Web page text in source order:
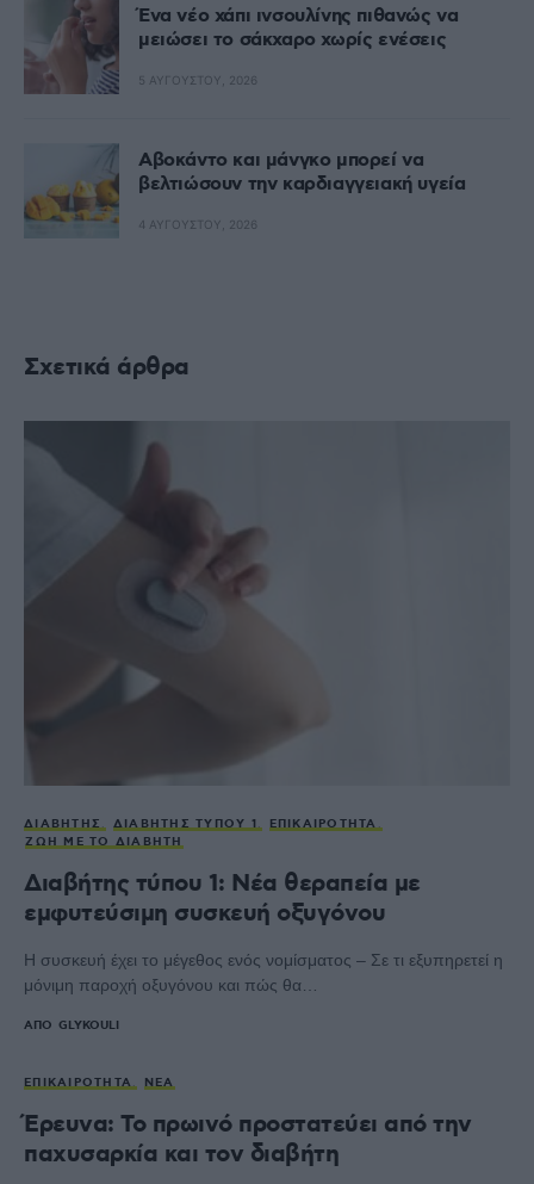
Ένα νέο χάπι ινσουλίνης πιθανώς να
μειώσει το σάκχαρο χωρίς ενέσεις
5 ΑΥΓΟΎΣΤΟΥ, 2026
Αβοκάντο και μάνγκο μπορεί να
βελτιώσουν την καρδιαγγειακή υγεία
4 ΑΥΓΟΎΣΤΟΥ, 2026
Σχετικά άρθρα
ΔΙΑΒΉΤΗΣ ΔΙΑΒΉΤΗΣ ΤΎΠΟΥ 1
ΕΠΙΚΑΙΡΌΤΗΤΑ
ΖΩΉ ΜΕ ΤΟ ΔΙΑΒΉΤΗ
Διαβήτης τύπου 1: Νέα θεραπεία με
εμφυτεύσιμη συσκευή οξυγόνου
Η συσκευή έχει το μέγεθος ενός νομίσματος – Σε τι εξυπηρετεί η
μόνιμη παροχή οξυγόνου και πώς θα…
ΑΠΌ GLYKOULI
ΕΠΙΚΑΙΡΌΤΗΤΑ ΝΈΑ
Έρευνα: Το πρωινό προστατεύει από την
παχυσαρκία και τον διαβήτη